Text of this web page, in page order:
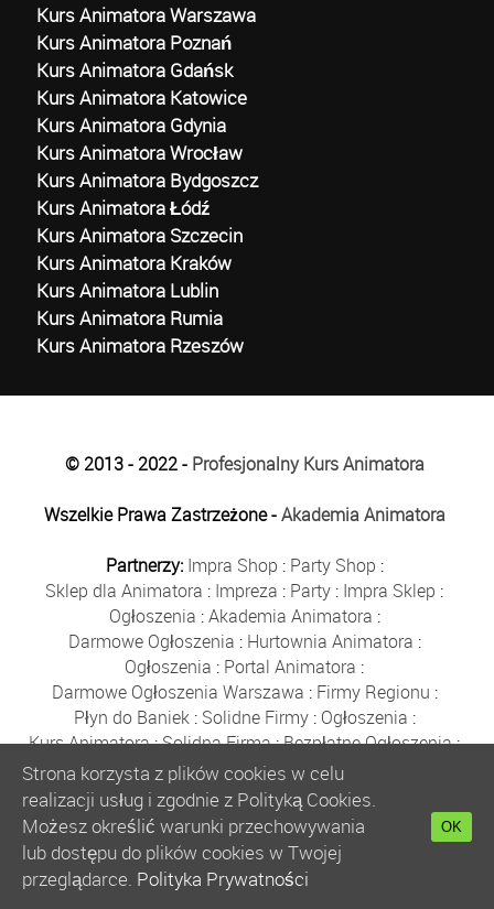
Kurs Animatora Warszawa
Kurs Animatora Poznań
Kurs Animatora Gdańsk
Kurs Animatora Katowice
Kurs Animatora Gdynia
Kurs Animatora Wrocław
Kurs Animatora Bydgoszcz
Kurs Animatora Łódź
Kurs Animatora Szczecin
Kurs Animatora Kraków
Kurs Animatora Lublin
Kurs Animatora Rumia
Kurs Animatora Rzeszów
© 2013 - 2022 - Profesjonalny Kurs Animatora
Wszelkie Prawa Zastrzeżone -Akademia Animatora
Partnerzy: Impra Shop : Party Shop :
Sklep dla Animatora : Impreza : Party : Impra Sklep :
Ogłoszenia :Akademia Animatora :
Darmowe Ogłoszenia : Hurtownia Animatora :
Ogłoszenia : Portal Animatora :
Darmowe Ogłoszenia Warszawa : Firmy Regionu :
Płyn do Baniek: Solidne Firmy: Ogłoszenia :
Kurs Animatora:Solidna Firma:Bezpłatne Ogłoszenia:
Animator Czasu Wolnego:
Bezpłatne Ogłoszenia Warszawa:sklep animatora
Bańki Mydlane:Bezpłatne Ogłoszenia
Szkolenie Animatorów:Kurs Animatora
:
Kurs Animatora Warszawa :Rumia
Kurs Animatora Poznań:
Strona korzysta z plików cookies w celu
realizacji usług i zgodnie z Polityką Cookies.
Możesz określić warunki przechowywania
lub dostępu do plików cookies w Twojej
przeglądarce. Polityka Prywatności
OK